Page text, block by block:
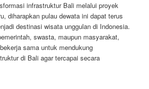
infrastruktur Bali melalui proyek
diharapkan pulau dewata ini dapat terus
destinasi wisata unggulan di Indonesia.
swasta, maupun masyarakat,
sama untuk mendukung
di Bali agar tercapai secara